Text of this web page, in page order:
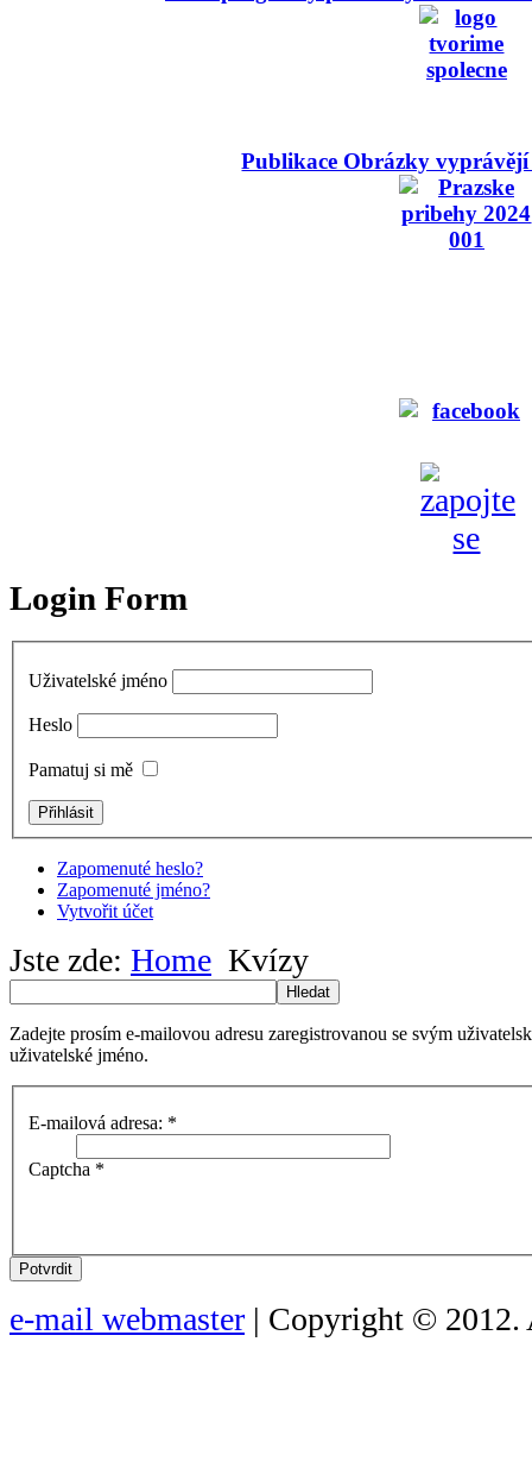
Publikace Obrázky
Login Form
Uživatelské jméno
Heslo
Pamatuj si mě
Zapomenuté heslo?
Zapomenuté jméno?
Vytvořit účet
Jste zde: Home Kvízy
Hledat
Zadejte prosím e-mailovou adresu zaregistrovanou se svým
uživatelské jméno.
E-mailová adresa: *
Captcha *
Potvrdit
e-mail webmaster | Copyright © 2012.